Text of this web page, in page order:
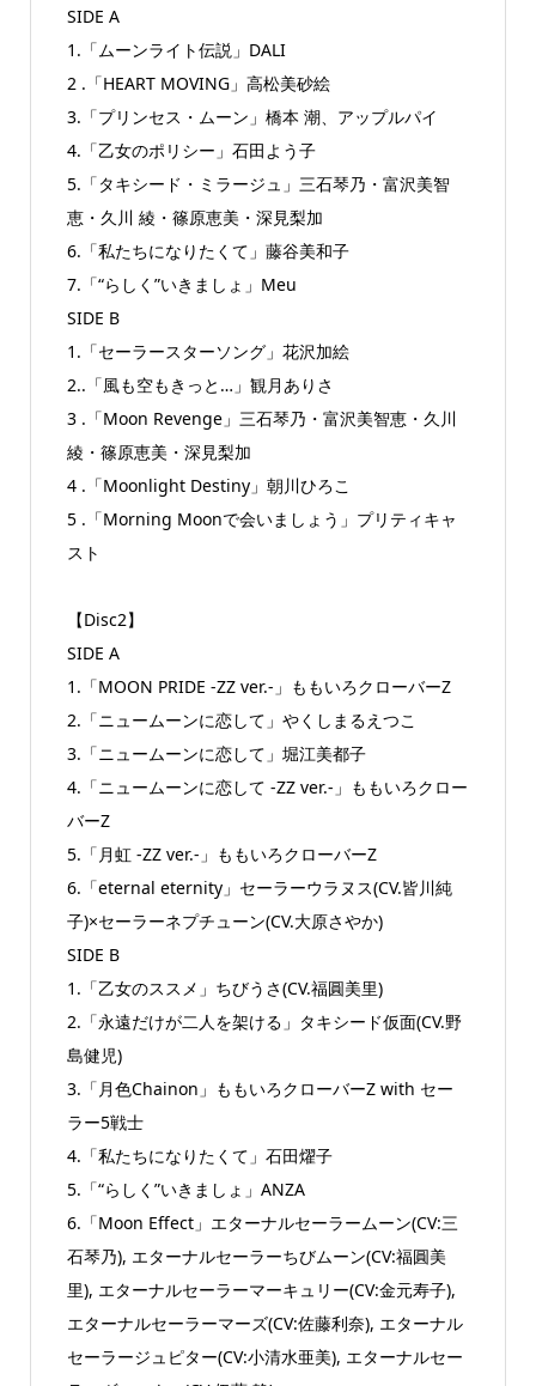
SIDE A
1.「ムーンライト伝説」DALI
2 .「HEART MOVING」高松美砂絵
3.「プリンセス・ムーン」橋本 潮、アップルパイ
4.「乙女のポリシー」石田よう子
5.「タキシード・ミラージュ」三石琴乃・富沢美智
恵・久川 綾・篠原恵美・深見梨加
6.「私たちになりたくて」藤谷美和子
7.「“らしく”いきましょ」Meu
SIDE B
1.「セーラースターソング」花沢加絵
2..「風も空もきっと…」観月ありさ
3 .「Moon Revenge」三石琴乃・富沢美智恵・久川
綾・篠原恵美・深見梨加
4 .「Moonlight Destiny」朝川ひろこ
5 .「Morning Moonで会いましょう」プリティキャ
スト
【Disc2】
SIDE A
1.「MOON PRIDE -ZZ ver.-」ももいろクローバーZ
2.「ニュームーンに恋して」やくしまるえつこ
3.「ニュームーンに恋して」堀江美都子
4.「ニュームーンに恋して -ZZ ver.-」ももいろクロー
バーZ
5.「月虹 -ZZ ver.-」ももいろクローバーZ
6.「eternal eternity」セーラーウラヌス(CV.皆川純
子)×セーラーネプチューン(CV.大原さやか)
SIDE B
1.「乙女のススメ」ちびうさ(CV.福圓美里)
2.「永遠だけが二人を架ける」タキシード仮面(CV.野
島健児)
3.「月色Chainon」ももいろクローバーZ with セー
ラー5戦士
4.「私たちになりたくて」石田燿子
5.「“らしく”いきましょ」ANZA
6.「Moon Effect」エターナルセーラームーン(CV:三
石琴乃), エターナルセーラーちびムーン(CV:福圓美
里), エターナルセーラーマーキュリー(CV:金元寿子),
エターナルセーラーマーズ(CV:佐藤利奈), エターナル
セーラージュピター(CV:小清水亜美), エターナルセー